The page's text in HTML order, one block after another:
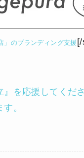
」のブランディング支援
』を応援してくだ
。